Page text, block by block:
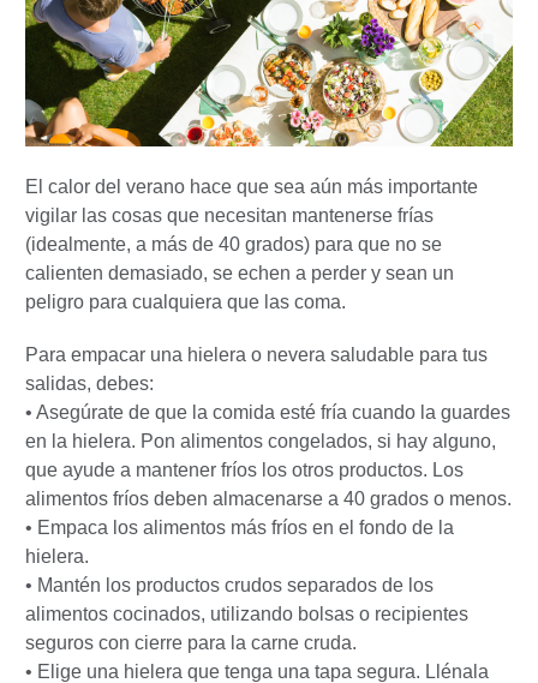
El calor del verano hace que sea aún más importante
vigilar las cosas que necesitan mantenerse frías
(idealmente, a más de 40 grados) para que no se
calienten demasiado, se echen a perder y sean un
peligro para cualquiera que las coma.
Para empacar una hielera o nevera saludable para tus
salidas, debes:
• Asegúrate de que la comida esté fría cuando la guardes
en la hielera. Pon alimentos congelados, si hay alguno,
que ayude a mantener fríos los otros productos. Los
alimentos fríos deben almacenarse a 40 grados o menos.
• Empaca los alimentos más fríos en el fondo de la
hielera.
• Mantén los productos crudos separados de los
alimentos cocinados, utilizando bolsas o recipientes
seguros con cierre para la carne cruda.
• Elige una hielera que tenga una tapa segura. Llénala